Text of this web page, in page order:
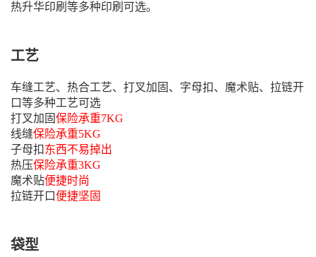
热升华印刷等多种印刷可选。
工艺
车缝工艺、热合工艺、打叉加固、字母扣、魔术贴、拉链开
口等多种工艺可选
打叉加固保险承重7KG
线缝保险承重5KG
子母扣 东西不易掉出
热压保险承重3KG
魔术贴便捷时尚
拉链开口便捷坚固
袋型